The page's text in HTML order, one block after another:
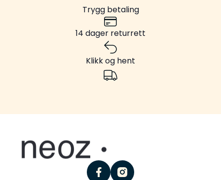
Trygg betaling
14 dager returrett
Klikk og hent
facebookinstagram